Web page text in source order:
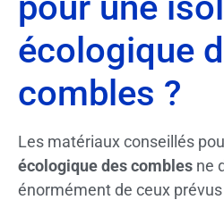
écologique
combles ?
Les matériaux conseillés
écologique des combles ne
énormément de ceux